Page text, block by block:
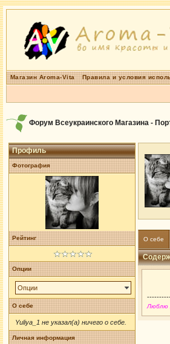
Магазин Aroma-Vita Правила и условия
Форум Всеукраинского Магазина -
Профиль
Фотография
Рейтинг
Опции
Опции
О себе
Yuliya_1 не указал(а) ничего о себе.
Личная информация
О себе
Люблю